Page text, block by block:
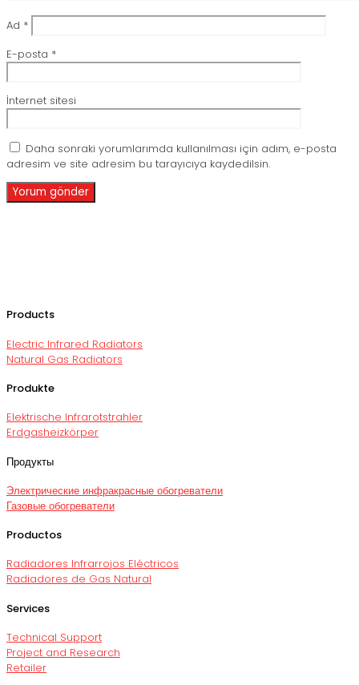
Ad *
E-posta *
İnternet sitesi
Daha sonraki yorumlarımda kullanılması için adım, e-posta
adresim ve site adresim bu tarayıcıya kaydedilsin.
Products
Electric Infrared Radiators
Natural Gas Radiators
Produkte
Elektrische Infrarotstrahler
Erdgasheizkörper
Продукты
Электрические инфракрасные обогреватели
Газовые обогреватели
Productos
Radiadores Infrarrojos Eléctricos
Radiadores de Gas Natural
Services
Technical Support
Project and Research
Retailer